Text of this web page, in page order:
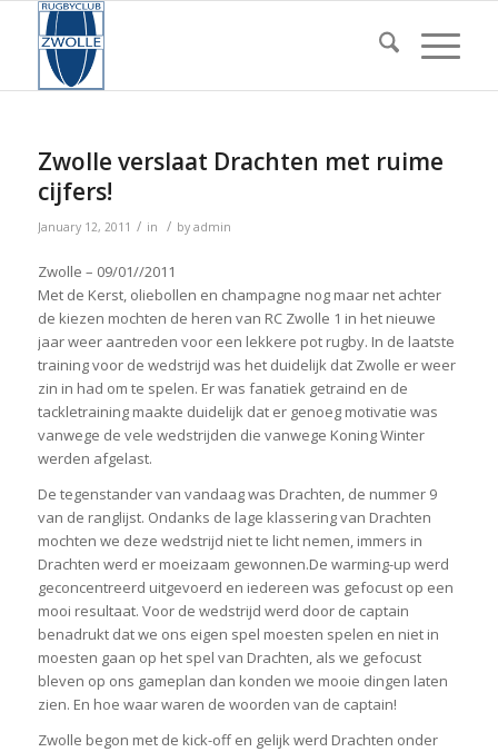
Zwolle verslaat Drachten met ruime
cijfers!
January 12, 2011 / in / by admin
Zwolle – 09/01//2011
Met de Kerst, oliebollen en champagne nog maar net achter
de kiezen mochten de heren van RC Zwolle 1 in het nieuwe
jaar weer aantreden voor een lekkere pot rugby. In de laatste
training voor de wedstrijd was het duidelijk dat Zwolle er weer
zin in had om te spelen. Er was fanatiek getraind en de
tackletraining maakte duidelijk dat er genoeg motivatie was
vanwege de vele wedstrijden die vanwege Koning Winter
werden afgelast.
De tegenstander van vandaag was Drachten, de nummer 9
van de ranglijst. Ondanks de lage klassering van Drachten
mochten we deze wedstrijd niet te licht nemen, immers in
Drachten werd er moeizaam gewonnen.De warming-up werd
geconcentreerd uitgevoerd en iedereen was gefocust op een
mooi resultaat. Voor de wedstrijd werd door de captain
benadrukt dat we ons eigen spel moesten spelen en niet in
moesten gaan op het spel van Drachten, als we gefocust
bleven op ons gameplan dan konden we mooie dingen laten
zien. En hoe waar waren de woorden van de captain!
Zwolle begon met de kick-off en gelijk werd Drachten onder